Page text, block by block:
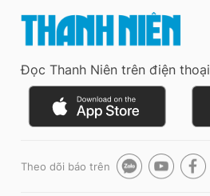
Đọc Thanh Niên trên điện thoại
Theo dõi báo trên